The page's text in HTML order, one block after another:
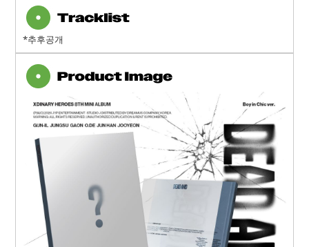
*추후공개